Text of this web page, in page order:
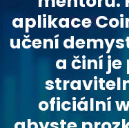
aplikace
učení
a činí
oficiální